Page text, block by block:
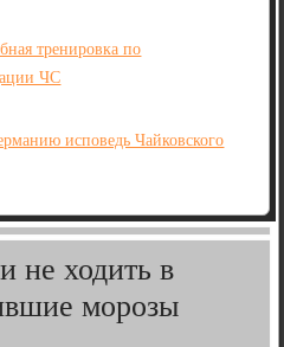
тренировка по
ЧС
исповедь Чайковского
не ходить в
морозы